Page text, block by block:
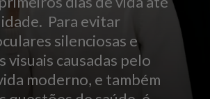
Para evitar
silenciosas e
visuais causadas pelo
moderno, e também